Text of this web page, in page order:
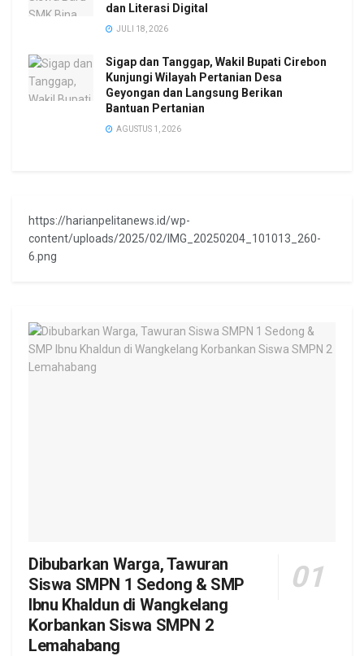
dan Literasi Digital
JULI 18, 2026
Sigap dan Tanggap, Wakil Bupati Cirebon
Kunjungi Wilayah Pertanian Desa
Geyongan dan Langsung Berikan
Bantuan Pertanian
AGUSTUS 1, 2026
https://harianpelitanews.id/wp-
content/uploads/2025/02/IMG_20250204_101013_260-
6.png
Dibubarkan Warga, Tawuran
Siswa SMPN 1 Sedong & SMP
Ibnu Khaldun di Wangkelang
Korbankan Siswa SMPN 2
Lemahabang